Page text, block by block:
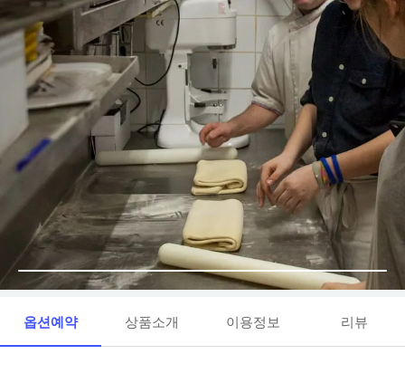
옵션예약 상품소개 이용정보 리뷰